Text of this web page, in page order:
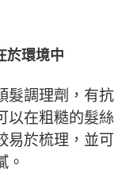
於環境中
髮調理劑，有抗
以在粗糙的髮絲
易於梳理，並可
。